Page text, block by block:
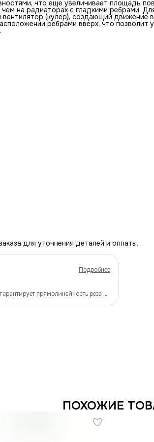
Можем разрезать профиль в
что еще увеличивает площадь
на радиаторах с гладкими ребрами.
(кулер), создающий движение
ребрами вверх, что позволит
для уточнения деталей и оплаты.
Подробнее
прямолинейность реза и
ПОХОЖИЕ